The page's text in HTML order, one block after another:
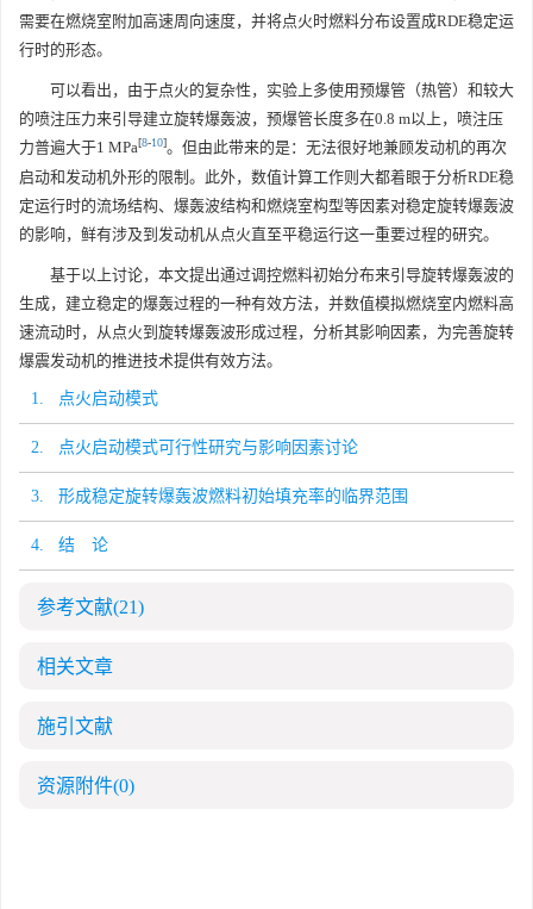
需要在燃烧室附加高速周向速度，并将点火时燃料分布设置成RDE稳定运
行时的形态。
可以看出，由于点火的复杂性，实验上多使用预爆管（热管）和较大
的喷注压力来引导建立旋转爆轰波，预爆管长度多在0.8 m以上，喷注压
力普遍大于1 MPa[8-10]。但由此带来的是：无法很好地兼顾发动机的再次
启动和发动机外形的限制。此外，数值计算工作则大都着眼于分析RDE稳
定运行时的流场结构、爆轰波结构和燃烧室构型等因素对稳定旋转爆轰波
的影响，鲜有涉及到发动机从点火直至平稳运行这一重要过程的研究。
基于以上讨论，本文提出通过调控燃料初始分布来引导旋转爆轰波的
生成，建立稳定的爆轰过程的一种有效方法，并数值模拟燃烧室内燃料高
速流动时，从点火到旋转爆轰波形成过程，分析其影响因素，为完善旋转
爆震发动机的推进技术提供有效方法。
1. 点火启动模式
2. 点火启动模式可行性研究与影响因素讨论
3. 形成稳定旋转爆轰波燃料初始填充率的临界范围
4. 结 论
参考文献(21)
相关文章
施引文献
资源附件(0)